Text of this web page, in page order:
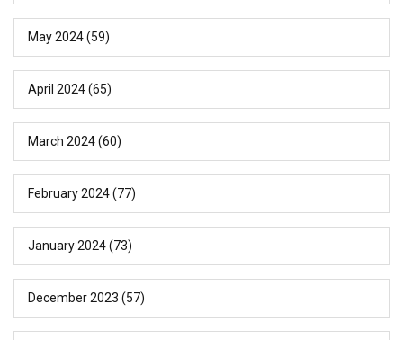
May 2024(59)
April 2024(65)
March 2024(60)
February 2024(77)
January 2024(73)
December 2023 (57)